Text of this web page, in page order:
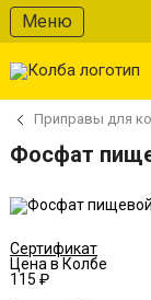
Меню
Приправы для
Фосфат
Сертификат
Цена в Колбе
115 ₽
В избранное